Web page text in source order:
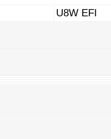
U8W EFI